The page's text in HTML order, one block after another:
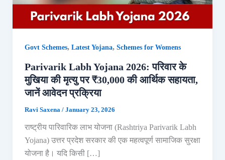
Govt Schemes, Latest Yojana, Schemes for Womens
Parivarik Labh Yojana 2026: परिवार के
मुखिया की मृत्यु पर ₹30,000 की आर्थिक सहायता,
जानें आवेदन प्रक्रिया
Ravi Saxena / January 23, 2026
राष्ट्रीय पारिवारिक लाभ योजना (Rashtriya Parivarik Labh
Yojana) उत्तर प्रदेश सरकार की एक महत्वपूर्ण सामाजिक सुरक्षा
योजना है। यदि किसी […]